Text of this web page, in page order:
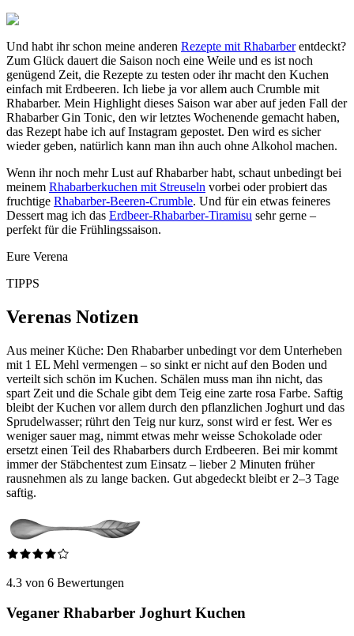
Und habt ihr schon meine anderen Rezepte mit Rhabarberentdeckt?
Zum Glück dauert die Saison noch eine Weile und es ist noch
genügend Zeit, die Rezepte zu testen oder ihr macht den Kuchen
einfach mit Erdbeeren. Ich liebe ja vor allem auch Crumble mit
Rhabarber. Mein Highlight dieses Saison war aber auf jeden Fall der
Rhabarber Gin Tonic, den wir letztes Wochenende gemacht haben,
das Rezept habe ich auf Instagram gepostet. Den wird es sicher
wieder geben, natürlich kann man ihn auch ohne Alkohol machen.
Wenn ihr noch mehr Lust auf Rhabarber habt, schaut unbedingt bei
meinem Rhabarberkuchen mit Streuseln vorbei oder probiert das
fruchtige Rhabarber-Beeren-Crumble. Und für ein etwas feineres
Dessert mag ich das Erdbeer-Rhabarber-Tiramisu sehr gerne –
perfekt für die Frühlingssaison.
Eure Verena
TIPPS
Verenas Notizen
Aus meiner Küche: Den Rhabarber unbedingt vor dem Unterheben
mit 1 EL Mehl vermengen – so sinkt er nicht auf den Boden und
verteilt sich schön im Kuchen. Schälen muss man ihn nicht, das
spart Zeit und die Schale gibt dem Teig eine zarte rosa Farbe. Saftig
bleibt der Kuchen vor allem durch den pflanzlichen Joghurt und das
Sprudelwasser; rührt den Teig nur kurz, sonst wird er fest. Wer es
weniger sauer mag, nimmt etwas mehr weisse Schokolade oder
ersetzt einen Teil des Rhabarbers durch Erdbeeren. Bei mir kommt
immer der Stäbchentest zum Einsatz – lieber 2 Minuten früher
rausnehmen als zu lange backen. Gut abgedeckt bleibt er 2–3 Tage
saftig.
4.3 von 6 Bewertungen
Veganer Rhabarber Joghurt Kuchen